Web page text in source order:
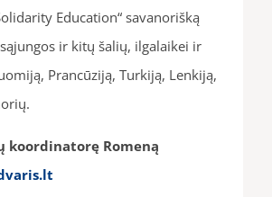
Education“ savanorišką
ir kitų šalių, ilgalaikei ir
Prancūziją, Turkiją, Lenkiją,
Romeną